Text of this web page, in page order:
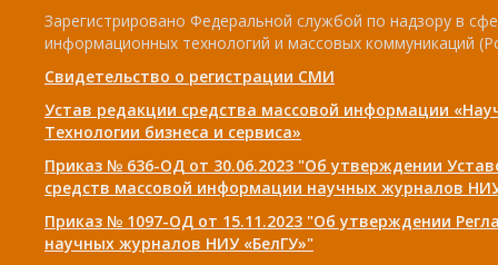
Зарегистрировано Федеральной службой по надзору в
информационных технологий и массовых коммуникаций
Свидетельство о регистрации СМИ
Устав редакции средства массовой информации
Технологии бизнеса и сервиса»
Приказ № 636-ОД от 30.06.2023 "Об утверждении
средств массовой информации научных журналов
Приказ № 1097-ОД от 15.11.2023 "Об утверждении
научных журналов НИУ «БелГУ»"